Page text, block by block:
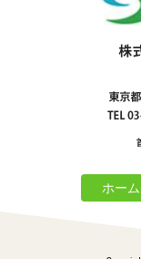
ホー